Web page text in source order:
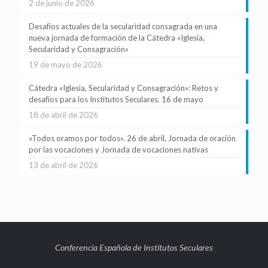
2 de junio de 2026
Desafíos actuales de la secularidad consagrada en una
nueva jornada de formación de la Cátedra «Iglesia,
Secularidad y Consagración»
19 de mayo de 2026
Cátedra «Iglesia, Secularidad y Consagración»: Retos y
desafíos para los Institutos Seculares. 16 de mayo
18 de abril de 2026
«Todos oramos por todos». 26 de abril, Jornada de oración
por las vocaciones y Jornada de vocaciones nativas
13 de abril de 2026
Conferencia Española de Institutos Seculares